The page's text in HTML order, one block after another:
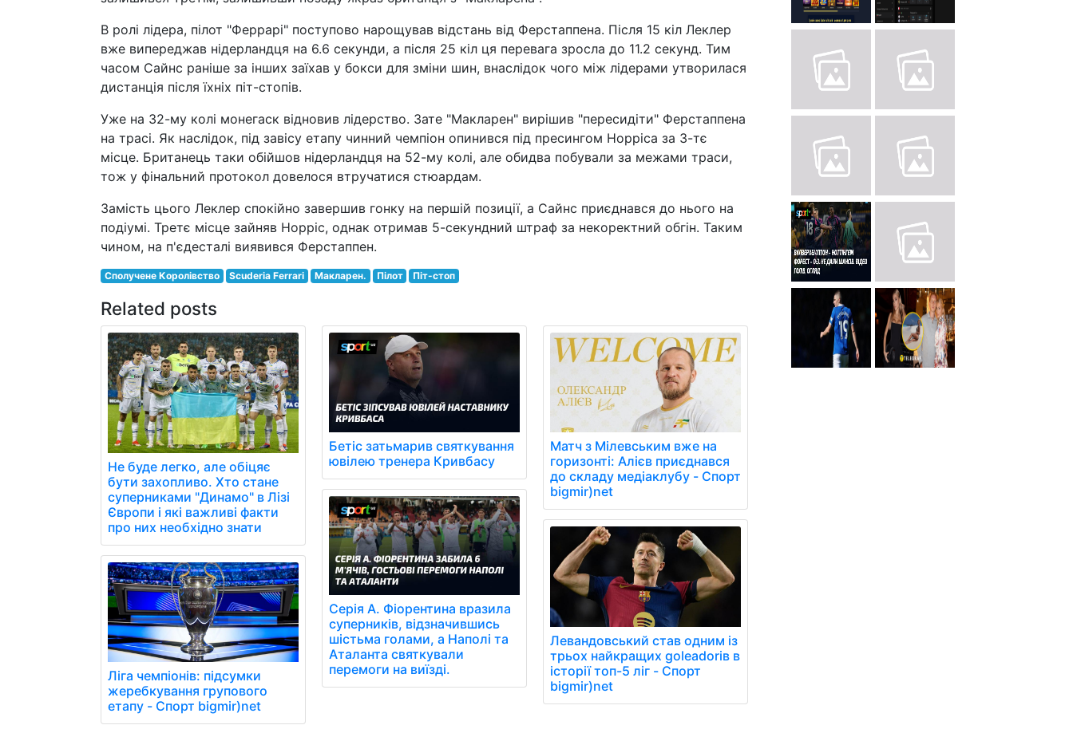
В ролі лідера, пілот "Феррарі" поступово нарощував відстань від Ферстаппена. Після 15 кіл Леклер
вже випереджав нідерландця на 6.6 секунди, а після 25 кіл ця перевага зросла до 11.2 секунд. Тим
часом Сайнс раніше за інших заїхав у бокси для зміни шин, внаслідок чого між лідерами утворилася
дистанція після їхніх піт-стопів.
Уже на 32-му колі монегаск відновив лідерство. Зате "Макларен" вирішив "пересидіти" Ферстаппена
на трасі. Як наслідок, під завісу етапу чинний чемпіон опинився під пресингом Норріса за 3-тє
місце. Британець таки обійшов нідерландця на 52-му колі, але обидва побували за межами траси,
тож у фінальний протокол довелося втручатися стюардам.
Замість цього Леклер спокійно завершив гонку на першій позиції, а Сайнс приєднався до нього на
подіумі. Третє місце зайняв Норріс, однак отримав 5-секундний штраф за некоректний обгін. Таким
чином, на п'єдесталі виявився Ферстаппен.
Сполучене Королівство Scuderia Ferrari Макларен. Пілот Піт-стоп
Related posts
Не буде легко, але обіцяє
бути захопливо. Хто стане
суперниками "Динамо" в Лізі
Європи і які важливі факти
про них необхідно знати
Ліга чемпіонів: підсумки
жеребкування групового
етапу - Спорт bigmir)net
Бетіс затьмарив святкування
ювілею тренера Кривбасу
Серія A. Фіорентина вразила
суперників, відзначившись
шістьма голами, а Наполі та
Аталанта святкували
перемоги на виїзді.
Матч з Мілевським вже на
горизонті: Алієв приєднався
до складу медіаклубу - Спорт
bigmir)net
Левандовський став одним із
трьох найкращих goleadorів в
історії топ-5 ліг - Спорт
bigmir)net